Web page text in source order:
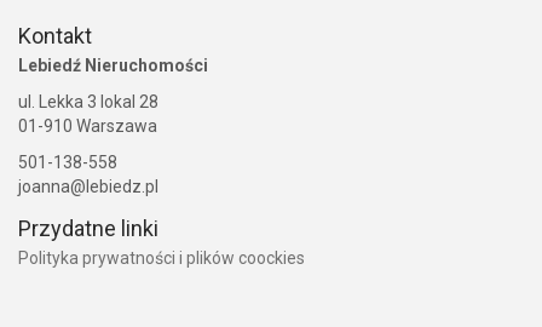
Kontakt
Lebiedź Nieruchomości
ul. Lekka 3 lokal 28
01-910 Warszawa
501-138-558
joanna@lebiedz.pl
Przydatne linki
Polityka prywatności i plików coockies